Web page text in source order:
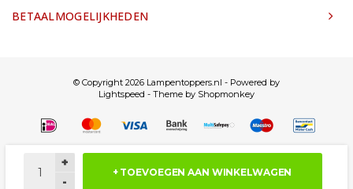
+
-
+ TOEVOEGEN AAN WINKELWAGEN
BETAALMOGELIJKHEDEN
© Copyright 2026 Lampentoppers.nl - Powered by
Lightspeed - Theme by Shopmonkey